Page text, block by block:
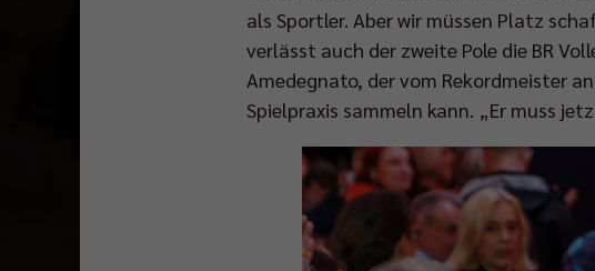
als Sportler. Aber wir müssen Platz
verlässt auch der zweite Pole die BR
Amedegnato, der vom Rekordmeister
Spielpraxis sammeln kann. „Er muss